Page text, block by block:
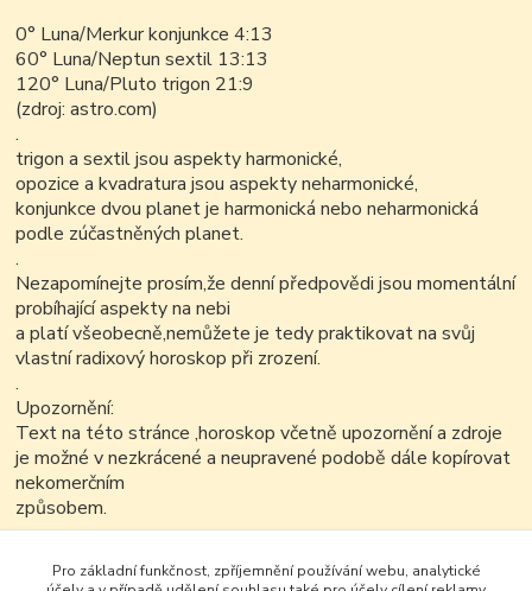
0° Luna/Merkur konjunkce 4:13
60° Luna/Neptun sextil 13:13
120° Luna/Pluto trigon 21:9
(zdroj: astro.com)
.
trigon a sextil jsou aspekty harmonické,
opozice a kvadratura jsou aspekty neharmonické,
konjunkce dvou planet je harmonická nebo neharmonická
podle zúčastněných planet.
.
Nezapomínejte prosím,že denní předpovědi jsou momentální
probíhající aspekty na nebi
a platí všeobecně,nemůžete je tedy praktikovat na svůj
vlastní radixový horoskop při zrození.
.
Upozornění:
Text na této stránce ,horoskop včetně upozornění a zdroje
je možné v nezkrácené a neupravené podobě dále kopírovat
nekomerčním
způsobem.
.
Pro základní funkčnost, zpříjemnění používání webu, analytické